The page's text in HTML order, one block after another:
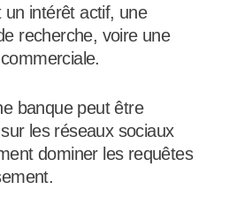
un intérêt actif, une
recherche, voire une
banque peut être
les réseaux sociaux
dominer les requêtes